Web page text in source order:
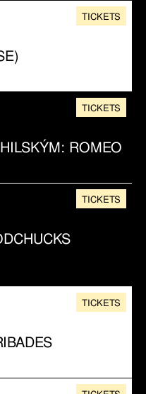
TICKETS
ROMEO
TICKETS
TICKETS
TICKETS